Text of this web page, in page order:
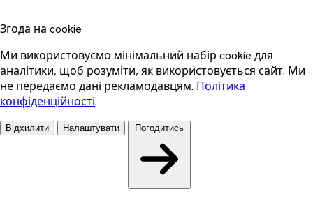
Згода на cookie
Ми використовуємо мінімальний набір cookie для
аналітики, щоб розуміти, як використовується сайт. Ми
не передаємо дані рекламодавцям. Політика
конфіденційності.
Відхилити Налаштувати Погодитись